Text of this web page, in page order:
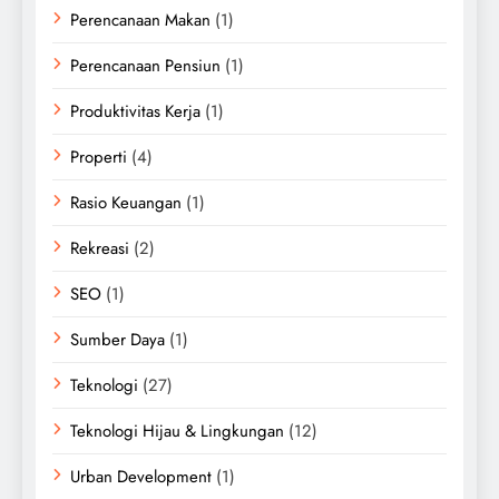
Perencanaan Makan (1)
Perencanaan Pensiun (1)
Produktivitas Kerja (1)
Properti (4)
Rasio Keuangan (1)
Rekreasi (2)
SEO (1)
Sumber Daya (1)
Teknologi (27)
Teknologi Hijau & Lingkungan (12)
Urban Development (1)